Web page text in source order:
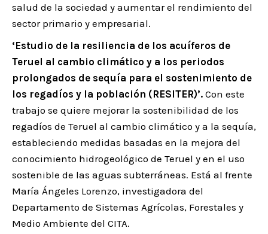
salud de la sociedad y aumentar el rendimiento del
sector primario y empresarial.
‘Estudio de la resiliencia de los acuíferos de
Teruel al cambio climático y a los periodos
prolongados de sequía para el sostenimiento de
los regadíos y la población (RESITER)’. Con este
trabajo se quiere mejorar la sostenibilidad de los
regadíos de Teruel al cambio climático y a la sequía,
estableciendo medidas basadas en la mejora del
conocimiento hidrogeológico de Teruel y en el uso
sostenible de las aguas subterráneas. Está al frente
María Ángeles Lorenzo, investigadora del
Departamento de Sistemas Agrícolas, Forestales y
Medio Ambiente del CITA.